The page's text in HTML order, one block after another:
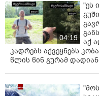
04:19
"ეს
აქ
კადრებს აქვეყნებს
წლის წინ გურამ